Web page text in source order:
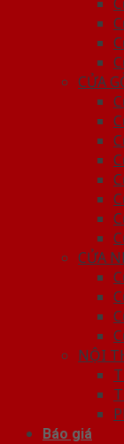
CỬA
CỬA
NỘI
Báo giá